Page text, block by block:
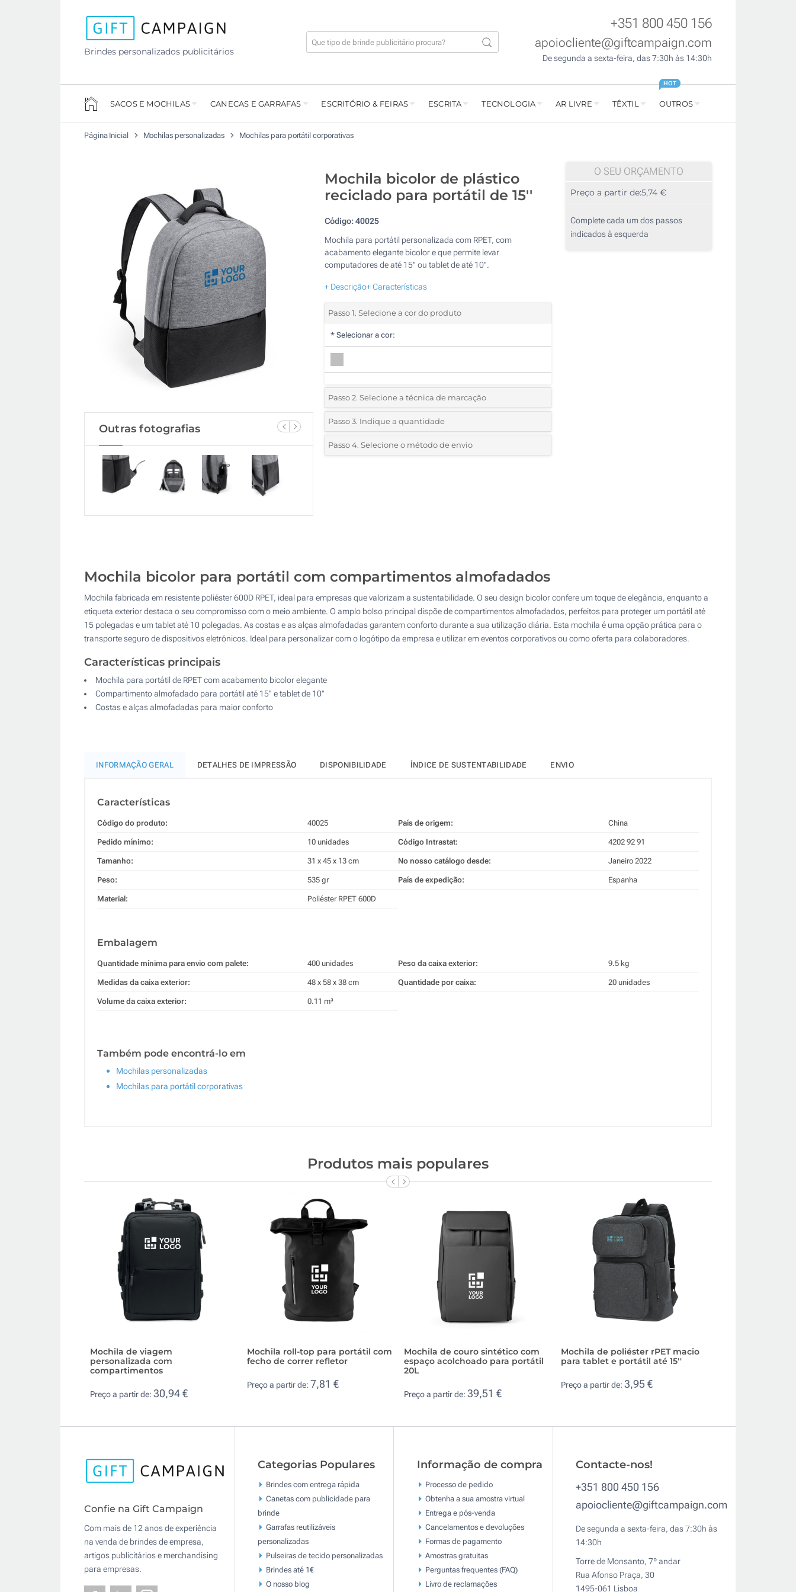
Brindes personalizados publicitários
+351 800 450 156
apoiocliente@giftcampaign.com
De segunda a sexta-feira, das 7:30h às 14:30h
SACOS E MOCHILAS CANECAS E GARRAFAS ESCRITÓRIO & FEIRAS ESCRITA TECNOLOGIA AR LIVRE TÊXTIL OUTROS
HOT
Página Inicial Mochilas personalizadas Mochilas para portátil corporativas
Outras fotografias
Mochila bicolor de plástico
reciclado para portátil de 15''
Código:40025
Mochila para portátil personalizada com RPET, com
acabamento elegante bicolor e que permite levar
computadores de até 15'' ou tablet de até 10''.
+ Descrição+ Características
Passo 1. Selecione a cor do produto
* Selecionar a cor:
Passo 2. Selecione a técnica de marcação
*Selecione o tipo de marcação e as cores do logotipo:
1 Cor (Na frente)
Passo 3. Indique a quantidade
*Quantidade mínima:10
200
Outra : Atualizar
Passo 4. Selecione o método de envio
O SEU ORÇAMENTO
Preço a partir de:5,74 €
Complete cada um dos passos
indicados à esquerda
Mochila bicolor para portátil com compartimentos almofadados
Mochila fabricada em resistente poliéster 600D RPET, ideal para empresas que valorizam a sustentabilidade. O seu design bicolor confere um toque de elegância, enquanto a
etiqueta exterior destaca o seu compromisso com o meio ambiente. O amplo bolso principal dispõe de compartimentos almofadados, perfeitos para proteger um portátil até
15 polegadas e um tablet até 10 polegadas. As costas e as alças almofadadas garantem conforto durante a sua utilização diária. Esta mochila é uma opção prática para o
transporte seguro de dispositivos eletrónicos. Ideal para personalizar com o logótipo da empresa e utilizar em eventos corporativos ou como oferta para colaboradores.
Características principais
Mochila para portátil de RPET com acabamento bicolor elegante
Compartimento almofadado para portátil até 15'' e tablet de 10''
Costas e alças almofadadas para maior conforto
INFORMAÇÃO GERAL DETALHES DE IMPRESSÃO DISPONIBILIDADE ÍNDICE DE SUSTENTABILIDADE ENVIO
Características
Código do produto: 40025
Pedido mínimo: 10 unidades
Tamanho: 31 x 45 x 13 cm
Peso: 535 gr
Material: Poliéster RPET 600D
País de origem: China
Código Intrastat: 4202 92 91
No nosso catálogo desde: Janeiro 2022
País de expedição: Espanha
Embalagem
Quantidade mínima para envio com palete: 400 unidades
Medidas da caixa exterior: 48 x 58 x 38 cm
Volume da caixa exterior: 0.11 m³
Peso da caixa exterior: 9.5 kg
Quantidade por caixa: 20 unidades
Também pode encontrá-lo em
Mochilas personalizadas
Mochilas para portátil corporativas
Produtos mais populares
Mochila de viagem
personalizada com
compartimentos
Preço a partir de: 30,94 €
Mochila roll-top para portátil com
fecho de correr refletor
Preço a partir de: 7,81 €
Mochila de couro sintético com
espaço acolchoado para portátil
20L
Preço a partir de: 39,51 €
Mochila de poliéster rPET macio
para tablet e portátil até 15''
Preço a partir de: 3,95 €
Confie na Gift Campaign
Com mais de 12 anos de experiência
na venda de brindes de empresa,
artigos publicitários e merchandising
para empresas.
Categorias Populares
Brindes com entrega rápida
Canetas com publicidade para
brinde
Garrafas reutilizáveis
personalizadas
Pulseiras de tecido personalizadas
Brindes até 1€
O nosso blog
Informação de compra
Processo de pedido
Obtenha a sua amostra virtual
Entrega e pós-venda
Cancelamentos e devoluções
Formas de pagamento
Amostras gratuitas
Perguntas frequentes (FAQ)
Livro de reclamaçōes
Contacte-nos!
+351 800 450 156
apoiocliente@giftcampaign.com
De segunda a sexta-feira, das 7:30h às
14:30h
Torre de Monsanto, 7º andar
Rua Afonso Praça, 30
1495-061 Lisboa